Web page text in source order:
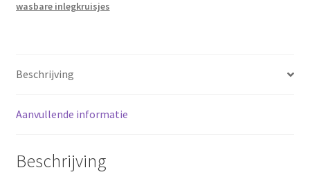
wasbare inlegkruisjes
Beschrijving
Aanvullende informatie
Beschrijving